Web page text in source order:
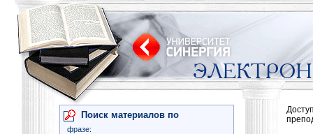
Поиск материалов по
фразе: